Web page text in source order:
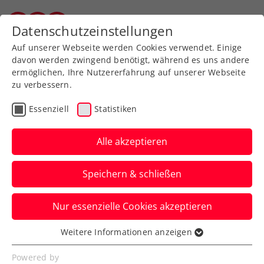
Zurück zur Newsübersicht
Turniere
Erlers 3. Kitzbühel-Coup:
„Das hätte ich sofort
unterschrieben“
Der Tiroler und der Deutsche Andreas
Mies nach dem Generali Open Kitzbühel
im lustigen Videointerview.
Verfasst von: Manuel Wachta, 28.07.2024
Datenschutzeinstellungen
Auf unserer Webseite werden Cookies verwendet. Einige
davon werden zwingend benötigt, während es uns andere
ermöglichen, Ihre Nutzererfahrung auf unserer Webseite
zu verbessern.
Essenziell Statistiken
Alle akzeptieren
Speichern & schließen
Nur essenzielle Cookies akzeptieren
Essenziell
Essenzielle Cookies werden für grundlegende
Weitere Informationen anzeigen
Powered by